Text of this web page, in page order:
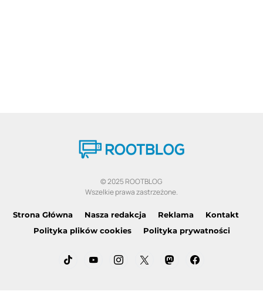
© 2025 ROOTBLOG
Wszelkie prawa zastrzeżone.
Strona Główna Nasza redakcja Reklama
Kontakt
Polityka plików cookies
Polityka prywatności